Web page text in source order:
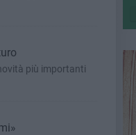
più importanti